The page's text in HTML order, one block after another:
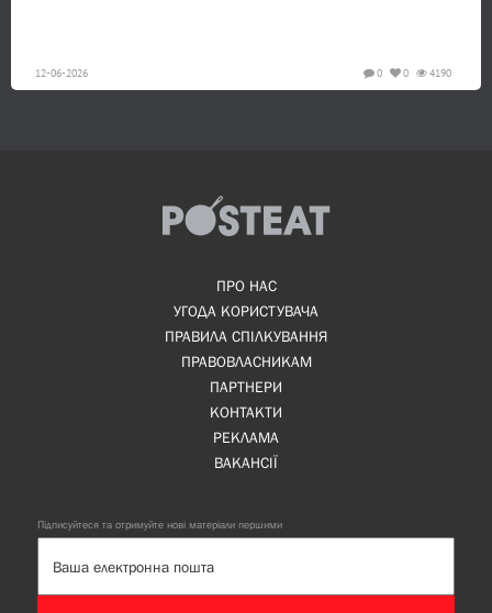
12-06-2026 4190
0
0
ПРО НАС
УГОДА КОРИСТУВАЧА
ПРАВИЛА СПІЛКУВАННЯ
ПРАВОВЛАСНИКАМ
ПАРТНЕРИ
КОНТАКТИ
РЕКЛАМА
ВАКАНСІЇ
Підписуйтеся та отримуйте нові матеріали першими